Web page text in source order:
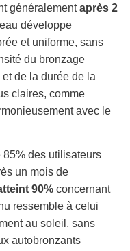
généralementaprès 2
développe
et uniforme, sans
du bronzage
de la durée de la
claires, comme
avec le
85% des utilisateurs
un mois de
90% concernant
ressemble à celui
au soleil, sans
autobronzants